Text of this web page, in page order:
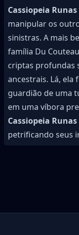
Cassiopeia Runas
manipular os
sinistras. A mais
família Du
criptas profundas
ancestrais. Lá,
guardião de uma
em uma víbora
Cassiopeia Runas
petrificando seus